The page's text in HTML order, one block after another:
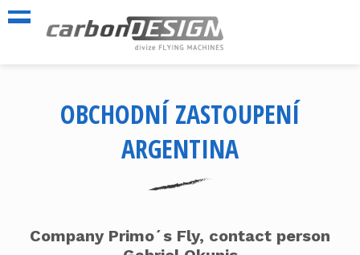
OBCHODNÍ ZASTOUPENÍ
ARGENTINA
Company Primo´s Fly, contact person